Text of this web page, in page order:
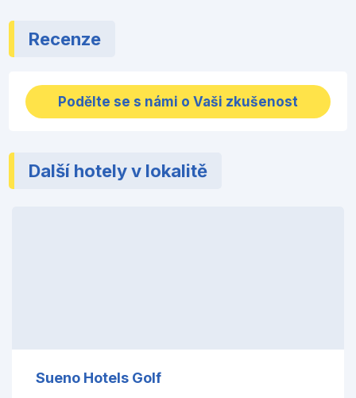
Recenze
Podělte se s námi o Vaši zkušenost
Další hotely v lokalitě
Sueno Hotels Golf